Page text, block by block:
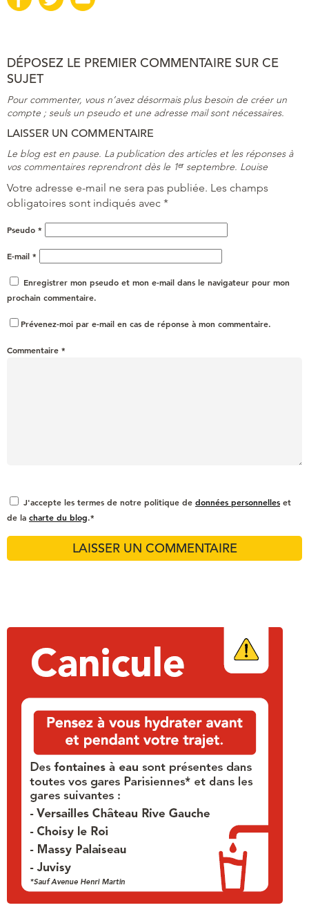
DÉPOSEZ LE PREMIER COMMENTAIRE SUR CE
SUJET
Pour commenter, vous n’avez désormais plus besoin de créer un
compte ; seuls un pseudo et une adresse mail sont nécessaires.
LAISSER UN COMMENTAIRE
Le blog est en pause. La publication des articles et les réponses à
vos commentaires reprendront dès le 1ᵉʳ septembre. Louise
Votre adresse e-mail ne sera pas publiée. Les champs
obligatoires sont indiqués avec *
Pseudo *
E-mail *
Enregistrer mon pseudo et mon e-mail dans le navigateur pour mon
prochain commentaire.
Prévenez-moi par e-mail en cas de réponse à mon commentaire.
Commentaire *
J'accepte les termes de notre politique de données personnelles et
de la charte du blog.*